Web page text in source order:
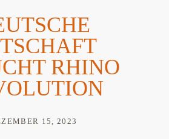
RHINO
15, 2023